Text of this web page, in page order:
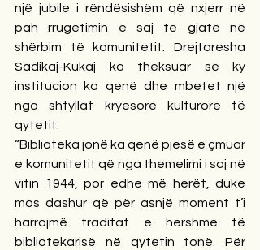
një jubile i rëndësishëm që nxjerr në
pah rrugëtimin e saj të gjatë në
shërbim të komunitetit. Drejtoresha
Sadikaj-Kukaj ka theksuar se ky
institucion ka qenë dhe mbetet një
nga shtyllat kryesore kulturore të
qytetit.
“Biblioteka jonë ka qenë pjesë e çmuar
e komunitetit që nga themelimi i saj në
vitin 1944, por edhe më herët, duke
mos dashur që për asnjë moment t’i
harrojmë traditat e hershme të
bibliotekarisë në qytetin tonë. Për